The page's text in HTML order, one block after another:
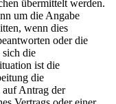
übermittelt werden.
um die Angabe
wenn dies
oder die
sich die
ist die
die
Antrag der